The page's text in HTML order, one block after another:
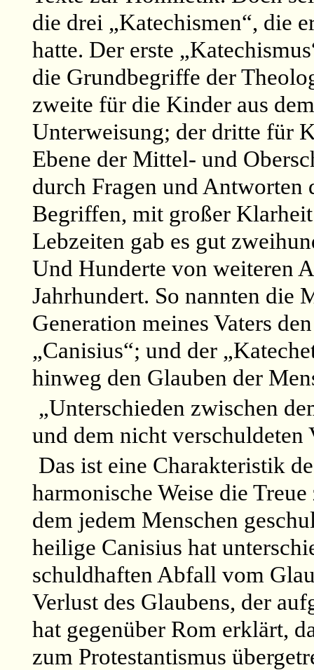
die drei „Katechismen“, die
hatte. Der erste
die Grundbegriffe der
zweite für die Kinder aus
Unterweisung; der dritte für
Ebene der Mittel- und
durch Fragen und
Begriffen, mit großer
Lebzeiten gab es gut
Und Hunderte von weiteren
Jahrhundert. So nannten die
Generation meines Vaters
„Canisius“; und der
hinweg den Glauben der
„Unterschieden zwischen
und dem nicht verschuldeten
Das ist eine Charakteristik
harmonische Weise die
dem jedem Menschen
heilige Canisius hat
schuldhaften Abfall vom
Verlust des Glaubens, der
hat gegenüber Rom erklärt,
zum Protestantismus